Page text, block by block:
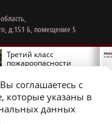
д.151 Б, помещение 5
Третий класс
пожароопасности
соглашаетесь с
которые указаны в
данных